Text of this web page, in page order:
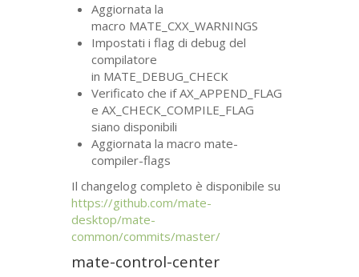
Aggiornata la
macro MATE_CXX_WARNINGS
Impostati i flag di debug del
compilatore
in MATE_DEBUG_CHECK
Verificato che if AX_APPEND_FLAG
e AX_CHECK_COMPILE_FLAG
siano disponibili
Aggiornata la macro mate-
compiler-flags
Il changelog completo è disponibile su
https://github.com/mate-
desktop/mate-
common/commits/master/
mate-control-center